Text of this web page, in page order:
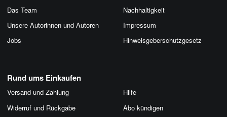
Das Team
Unsere Autorinnen und Autoren
Jobs
Nachhaltigkeit
Impressum
Hinweis­geber­schutz­gesetz
Rund ums Einkaufen
Versand und Zahlung
Widerruf und Rückgabe
Hilfe
Abo kündigen